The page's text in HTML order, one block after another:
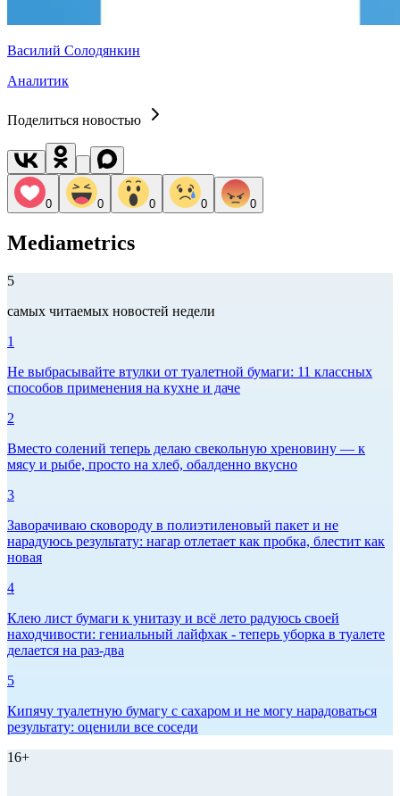
Василий Солодянкин
Аналитик
Поделиться новостью
0 0 0 0 0
Mediametrics
5
самых читаемых новостей недели
1
Не выбрасывайте втулки от туалетной бумаги: 11 классных
способов применения на кухне и даче
2
Вместо солений теперь делаю свекольную хреновину — к
мясу и рыбе, просто на хлеб, обалденно вкусно
3
Заворачиваю сковороду в полиэтиленовый пакет и не
нарадуюсь результату: нагар отлетает как пробка, блестит как
новая
4
Клею лист бумаги к унитазу и всё лето радуюсь своей
находчивости: гениальный лайфхак - теперь уборка в туалете
делается на раз-два
5
Кипячу туалетную бумагу с сахаром и не могу нарадоваться
результату: оценили все соседи
16+